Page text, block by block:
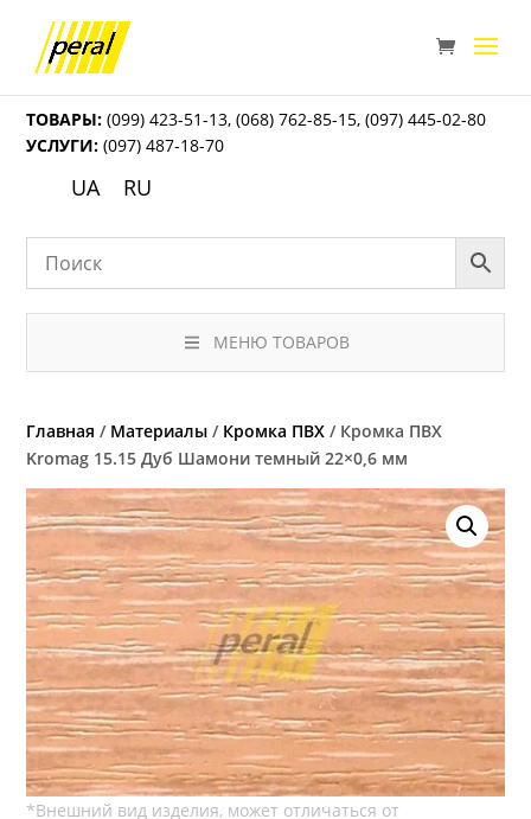
ТОВАРЫ: (099) 423-51-13,(068) 762-85-15,(097) 445-02-80
УСЛУГИ: (097) 487-18-70
UA RU
МЕНЮ ТОВАРОВ
Главная / Материалы / Кромка ПВХ / Кромка ПВХ
Kromag 15.15 Дуб Шамони темный 22×0,6 мм